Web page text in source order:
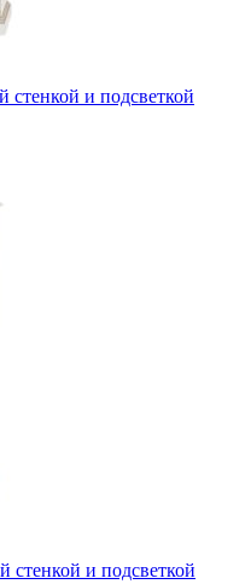
стенкой и подсветкой
стенкой и подсветкой